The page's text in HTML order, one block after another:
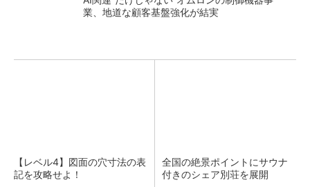
業、地道な顧客基盤強化が結実
【レベル4】図面の穴寸法の表
記を攻略せよ！
全国の絶景ポイントにサウナ
付きのシェア別荘を展開